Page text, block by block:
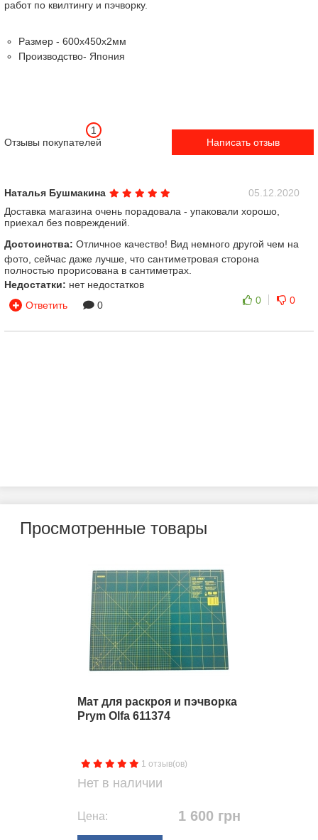
работ по квилтингу и пэчворку.
Размер - 600х450х2мм
Производство- Япония
Отзывы покупателей
1
Написать отзыв
Наталья Бушмакина
05.12.2020
Доставка магазина очень порадовала - упаковали хорошо,
приехал без повреждений.
Достоинства: Отличное качество! Вид немного другой чем на
фото, сейчас даже лучше, что сантиметровая сторона
полностью прорисована в сантиметрах.
Недостатки: нет недостатков
Ответить
0 0 0
Просмотренные товары
Мат для раскроя и пэчворка
Prym Olfa 611374
1 отзыв(ов)
Нет в наличии
Цена: 1 600 грн